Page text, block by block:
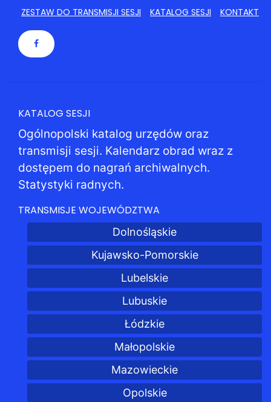
ZESTAW DO TRANSMISJI SESJI
KATALOG SESJI KONTAKT
KATALOG SESJI
Ogólnopolski katalog urzędów oraz
transmisji sesji. Kalendarz obrad wraz z
dostępem do nagrań archiwalnych.
Statystyki radnych.
TRANSMISJE WOJEWÓDZTWA
Dolnośląskie
Kujawsko-Pomorskie
Lubelskie
Lubuskie
Łódzkie
Małopolskie
Mazowieckie
Opolskie